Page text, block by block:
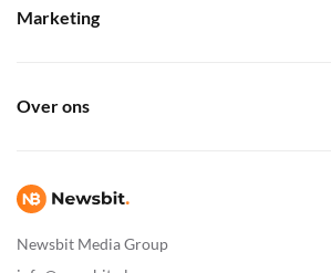
Newsbit Media Group
Marketing
Over ons